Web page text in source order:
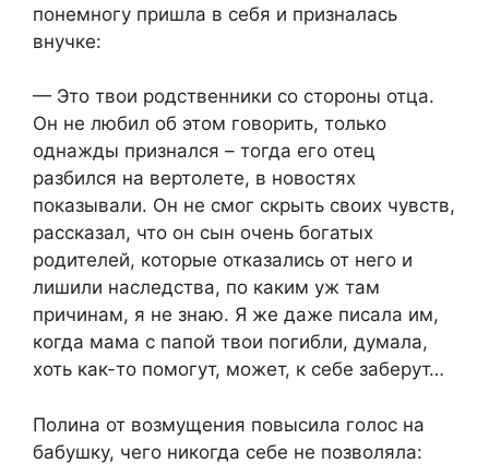
понемногу пришла в себя и призналась
внучке:
— Это твои родственники со стороны отца.
Он не любил об этом говорить, только
однажды признался – тогда его отец
разбился на вертолете, в новостях
показывали. Он не смог скрыть своих чувств,
рассказал, что он сын очень богатых
родителей, которые отказались от него и
лишили наследства, по каким уж там
причинам, я не знаю. Я же даже писала им,
когда мама с папой твои погибли, думала,
хоть как-то помогут, может, к себе заберут…
Полина от возмущения повысила голос на
бабушку, чего никогда себе не позволяла: